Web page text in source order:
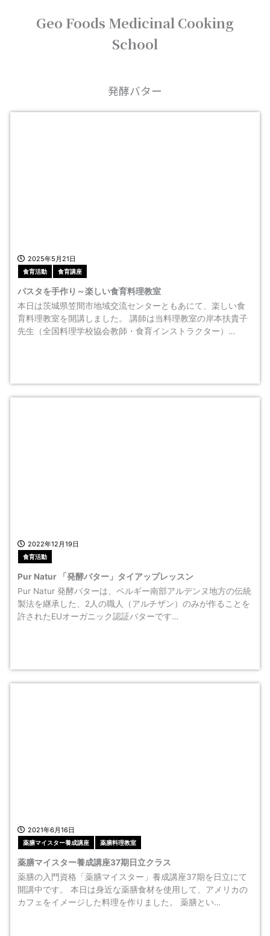
Geo Foods Medicinal Cooking
School
発酵バター
2025年5月21日
食育活動 食育講座
パスタを手作り～楽しい食育料理教室
本日は茨城県笠間市地域交流センターともあにて、楽しい食
育料理教室を開講しました。 講師は当料理教室の岸本扶貴子
先生（全国料理学校協会教師・食育インストラクター）…
2022年12月19日
食育活動
Pur Natur 「発酵バター」タイアップレッスン
Pur Natur 発酵バターは、ベルギー南部アルデンヌ地方の伝統
製法を継承した、2人の職人（アルチザン）のみが作ることを
許されたEUオーガニック認証バターです…
2021年6月16日
薬膳マイスター養成講座 薬膳料理教室
薬膳マイスター養成講座37期日立クラス
薬膳の入門資格「薬膳マイスター」養成講座37期を日立にて
開講中です。 本日は身近な薬膳食材を使用して、アメリカの
カフェをイメージした料理を作りました。 薬膳とい…